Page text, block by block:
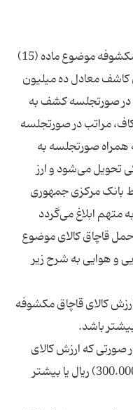
در صورتی که ارزش کالای قاچاق و یا ارز مکشوفه موضوع ماده (15)
کاشف معادل ده میلیون
با قید در صورتجلسه کشف به
مراتب در صورتجلسه
صورتجلسه به
تحویل می‌شود و ارز
مرکزی جمهوری
در حمل قاچاق کالای موضوع
و هوایی به شرح زیر
کالای قاچاق مکشوفه
که ارزش کالای
قاچاق مکشوفه سیصد میلیون (300.000.000) ریال یا بیشتر